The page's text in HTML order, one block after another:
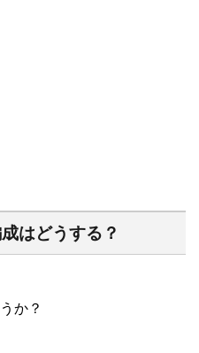
はどうする？
か？